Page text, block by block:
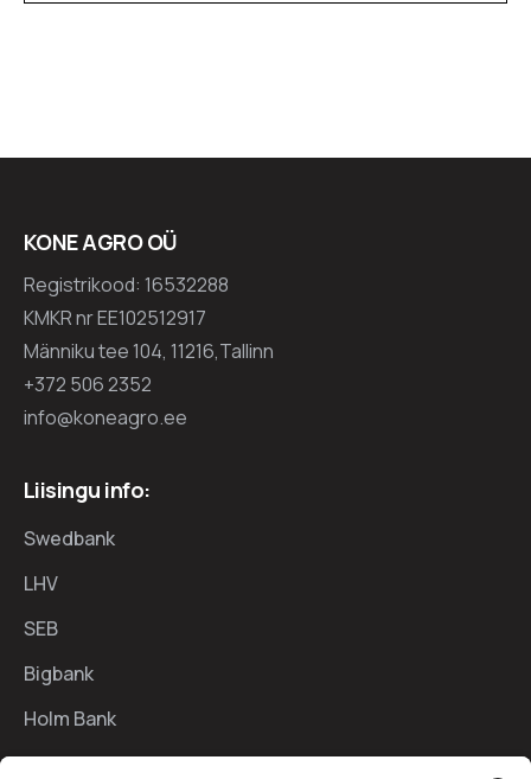
KONE AGRO OÜ
Registrikood: 16532288
KMKR nr EE102512917
Männiku tee 104, 11216,Tallinn
+372 506 2352
info@koneagro.ee
Liisingu info:
Swedbank
LHV
SEB
Bigbank
Holm Bank